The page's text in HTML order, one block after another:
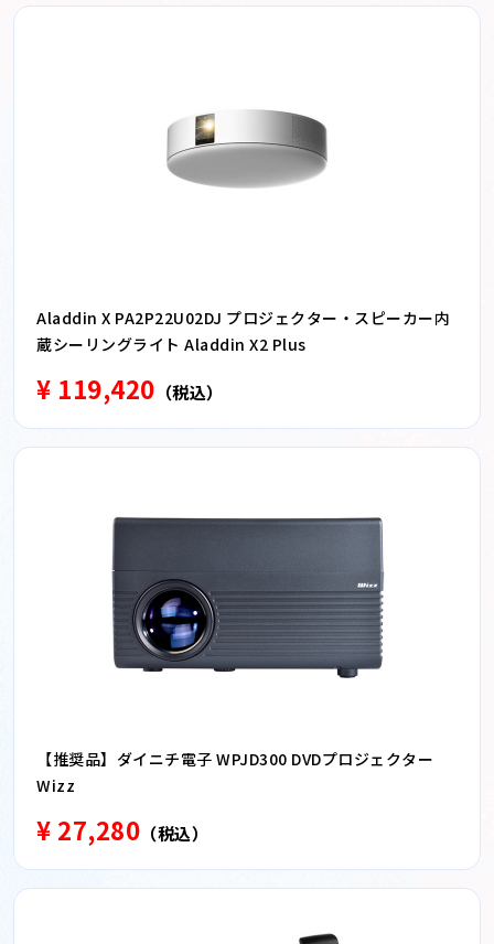
Aladdin X PA2P22U02DJ プロジェクター・スピーカー内
蔵シーリングライト Aladdin X2 Plus
¥ 119,420 （税込）
【推奨品】ダイニチ電子 WPJD300 DVDプロジェクター
Wizz
¥ 27,280 （税込）